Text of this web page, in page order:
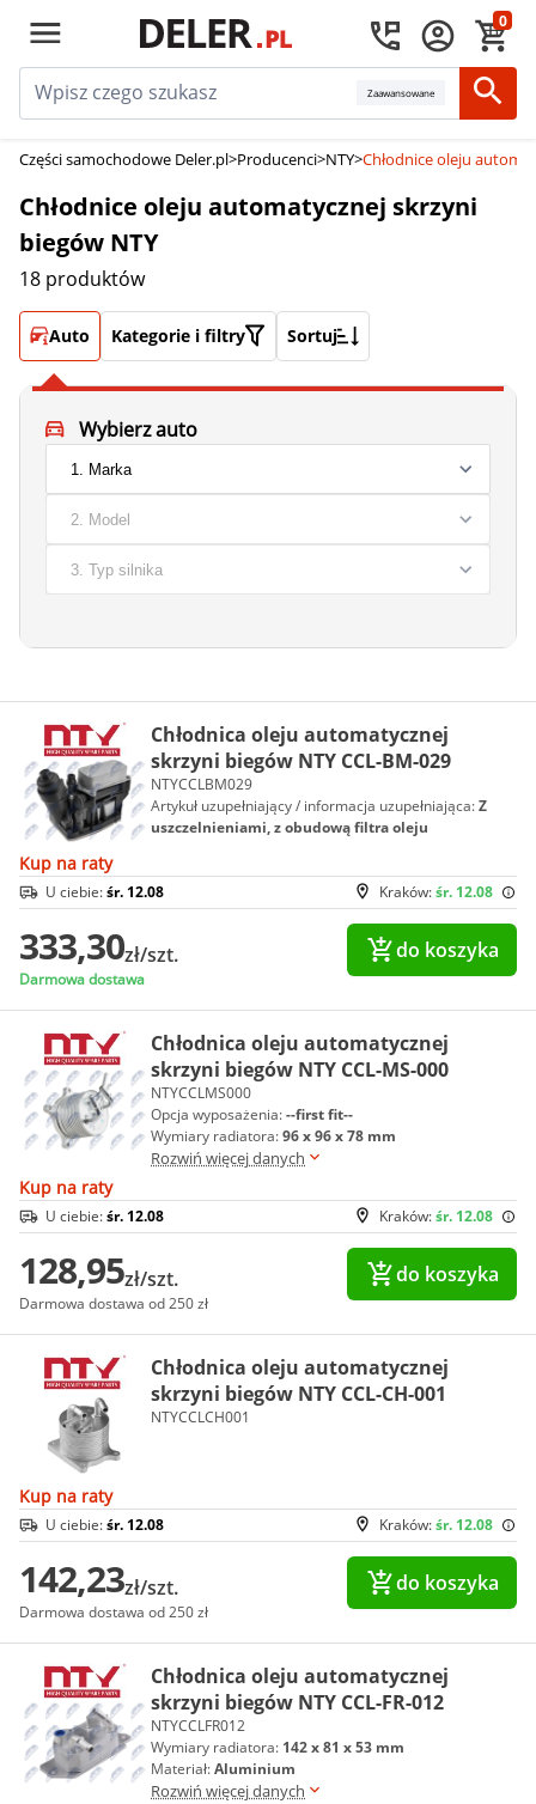
0
Zaawansowane
Części samochodowe Deler.pl>Producenci>NTY>Chłodnice oleju
Chłodnice oleju automatycznej skrzyni
biegów NTY
18 produktów
Auto Kategorie i filtry Sortuj
Wybierz auto
Chłodnica oleju automatycznej
skrzyni biegów NTY CCL-BM-029
NTYCCLBM029
Artykuł uzupełniający / informacja uzupełniająca:Z
uszczelnieniami, z obudową filtra oleju
Kup na raty
Kraków:śr. 12.08
U ciebie:śr. 12.08
333,30zł/szt.
Darmowa dostawa
do koszyka
Chłodnica oleju automatycznej
skrzyni biegów NTY CCL-MS-000
NTYCCLMS000
Opcja wyposażenia:--first fit--
Wymiary radiatora:96 x 96 x 78 mm
Rozwiń więcej danych
Kup na raty
Kraków:śr. 12.08
U ciebie:śr. 12.08
128,95zł/szt.
Darmowa dostawa od 250 zł
do koszyka
Chłodnica oleju automatycznej
skrzyni biegów NTY CCL-CH-001
NTYCCLCH001
Kup na raty
Kraków:śr. 12.08
U ciebie:śr. 12.08
142,23zł/szt.
Darmowa dostawa od 250 zł
do koszyka
Chłodnica oleju automatycznej
skrzyni biegów NTY CCL-FR-012
NTYCCLFR012
Wymiary radiatora: 142 x 81 x 53 mm
Materiał:Aluminium
Rozwiń więcej danych